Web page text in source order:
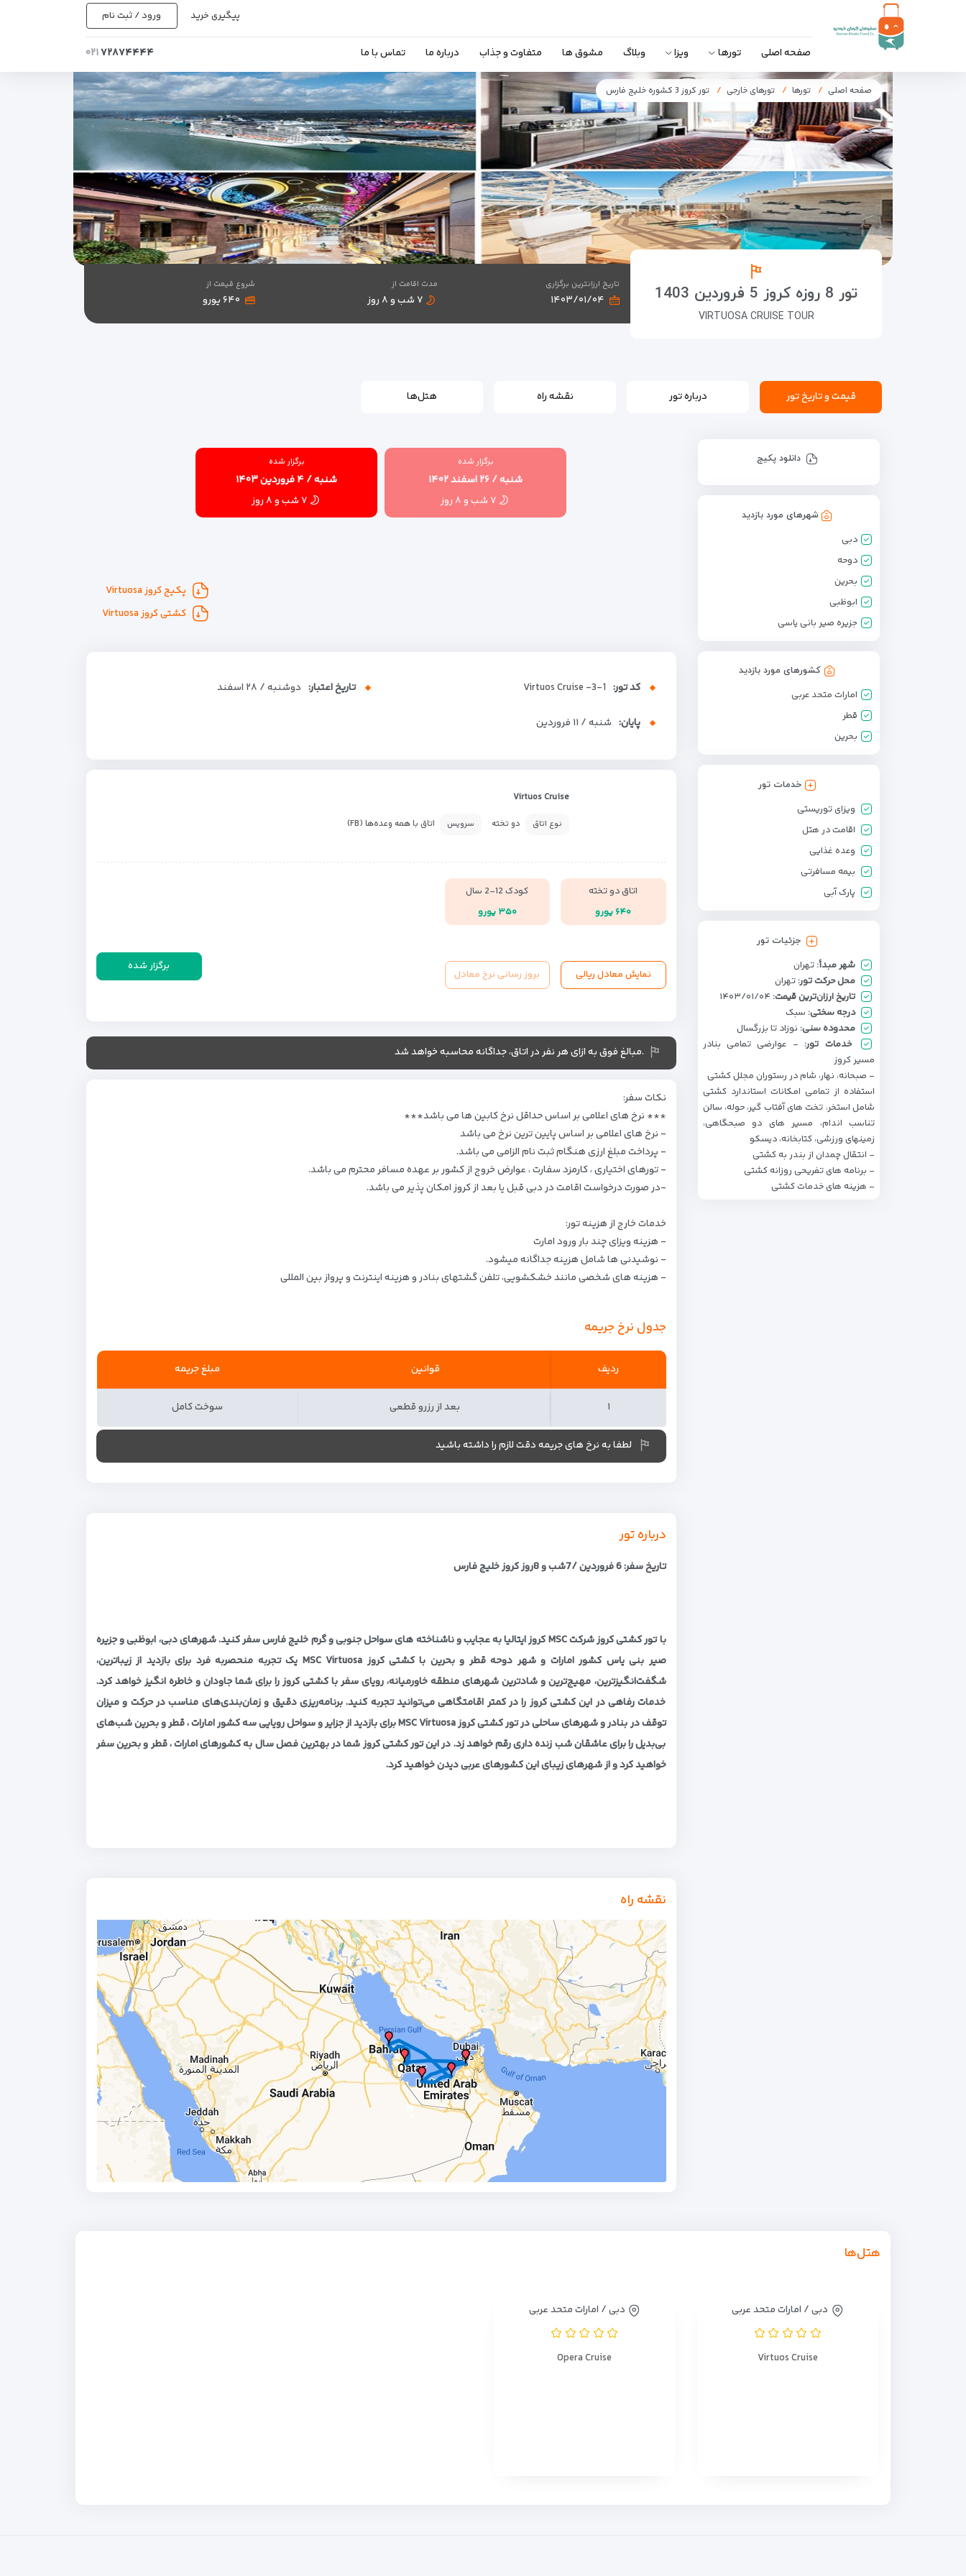
پیگیری خرید ورود / ثبت نام
صفحه اصلی تورها ویزا وبلاگ مشوق ها متفاوت و جذاب درباره ما تماس با ما ۷۲۸۷۴۴۴۴۰۲۱
صفحه اصلی تورها تورهای خارجی تور کروز 3 کشوره خلیج فارس
تور 8 روزه کروز 5 فروردین 1403
VIRTUOSA CRUISE TOUR
تاریخ ارزانترین برگزاری
۱۴۰۳/۰۱/۰۴
مدت اقامت از
۷ شب و ۸ روز
شروع قیمت از
۶۴۰ یورو
قیمت و تاریخ تور درباره تور نقشه راه هتل‌ها
دانلود پکیج
شهرهای مورد بازدید
دبی
دوحه
بحرین
ابوظبی
جزیره صیر بانی یاسی
کشورهای مورد بازدید
امارات متحد عربی
قطر
بحرین
خدمات تور
ویزای توریستی
اقامت در هتل
وعده غذایی
بیمه مسافرتی
پارک آبی
جزئیات تور
شهر مبدأ: تهران
محل حرکت تور: تهران
تاریخ ارزان‌ترین قیمت: ۱۴۰۳/۰۱/۰۴
درجه سختی: سبک
محدوده سنی: نوزاد تا بزرگسال
خدمات تور: - عوارضی تمامی بنادر
مسیر کروز
- صبحانه، نهار، شام در رستوران مجلل کشتی
استفاده از تمامی امکانات استاندارد کشتی
شامل استخر، تخت های آفتاب گیر، حوله، سالن
تناسب اندام، مسیر های دو صبحگاهی،
زمینهای ورزشی، کتابخانه، دیسکو
- انتقال چمدان از بندر به کشتی
- برنامه های تفریحی روزانه کشتی
- هزینه های خدمات کشتی
برگزار شده
شنبه / ۲۶ اسفند ۱۴۰۲
۷ شب و ۸ روز
برگزار شده
شنبه / ۴ فروردین ۱۴۰۳
۷ شب و ۸ روز
پکیج کروز Virtuosa
کشتی کروز Virtuosa
کد تور: Virtuos Cruise -3-1 تاریخ اعتبار: دوشنبه / ۲۸ اسفند
پایان: شنبه / ۱۱ فروردین
Virtuos Cruise
نوع اتاق دو تخته سرویس اتاق با همه وعده‌ها (FB)
اتاق دو تخته
۶۴۰ یورو
کودک 12-2 سال
۳۵۰ یورو
برگزار شده
نمایش معادل ریالی بروز رسانی نرخ معادل
.مبالغ فوق به ازای هر نفر در اتاق، جداگانه محاسبه خواهد شد
نکات سفر:
*** نرخ های اعلامی بر اساس حداقل نرخ کابین ها می باشد***
- نرخ های اعلامی بر اساس پایین ترین نرخ می باشد
- پرداخت مبلغ ارزی هنگام ثبت نام الزامی می باشد.
- تورهای اختیاری ، کارمزد سفارت ، عوارض خروج از کشور بر عهده مسافر محترم می باشد.
-در صورت درخواست اقامت در دبی قبل یا بعد از کروز امکان پذیر می باشد.
خدمات خارج از هزینه تور:
- هزینه ویزای چند بار ورود امارت
- نوشیدنی ها شامل هزینه جداگانه میشود.
- هزینه های شخصی مانند خشکشویی، تلفن گشتهای بنادر و هزینه اینترنت و پرواز بین المللی
جدول نرخ جریمه
ردیف قوانین مبلغ جریمه
۱ بعد از رزرو قطعی سوخت کامل
ردیف
۱
لطفا به نرخ های جریمه دقت لازم را داشته باشید
درباره تور
تاریخ سفر: 6 فروردین /7شب و 8روز کروز خلیج فارس
با تور کشتی کروز شرکت MSC کروز ایتالیا به عجایب و ناشناخته های سواحل جنوبی و گرم خلیج فارس سفر کنید. شهرهای دبی، ابوظبی و جزیره
صیر بنی یاس کشور امارات و شهر دوحه قطر و بحرین با کشتی‌ کروز MSC Virtuosa یک تجربه منحصربه فرد برای بازدید از زیباترین،
شگفت‌انگیزترین‌، مهیج‌ترین و شادترین شهرهای منطقه خاورمیانه، رویای سفر با کشتی کروز را برای شما جاودان و خاطره انگیز خواهد کرد.
خدمات رفاهی در این کشتی کروز را در کمتر اقامتگاهی می‌توانید تجربه کنید. برنامه‌ریزی دقیق و زمان‌بندی‌های مناسب در حرکت و میزان
توقف در بنادر و شهرهای ساحلی در تور کشتی کروز MSC Virtuosa برای بازدید از جزایر و سواحل رویایی سه کشور امارات ، قطر و بحرین شب‌های
بی‌بدیل را برای عاشقان شب زنده داری رقم خواهد زد. در این تور کشتی کروز شما در بهترین فصل سال به کشورهای امارات ، قطر و بحرین سفر
خواهید کرد و از شهرهای زیبای این کشورهای عربی دیدن خواهید کرد.
نقشه راه
هتل‌ها
دبی / امارات متحد عربی
Virtuos Cruise
دبی / امارات متحد عربی
Opera Cruise